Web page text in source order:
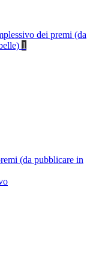
dei premi (da
1
(da pubblicare in